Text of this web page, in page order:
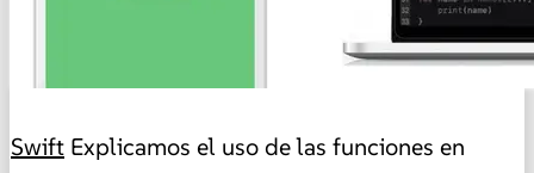
Swift Explicamos el uso de las funciones en